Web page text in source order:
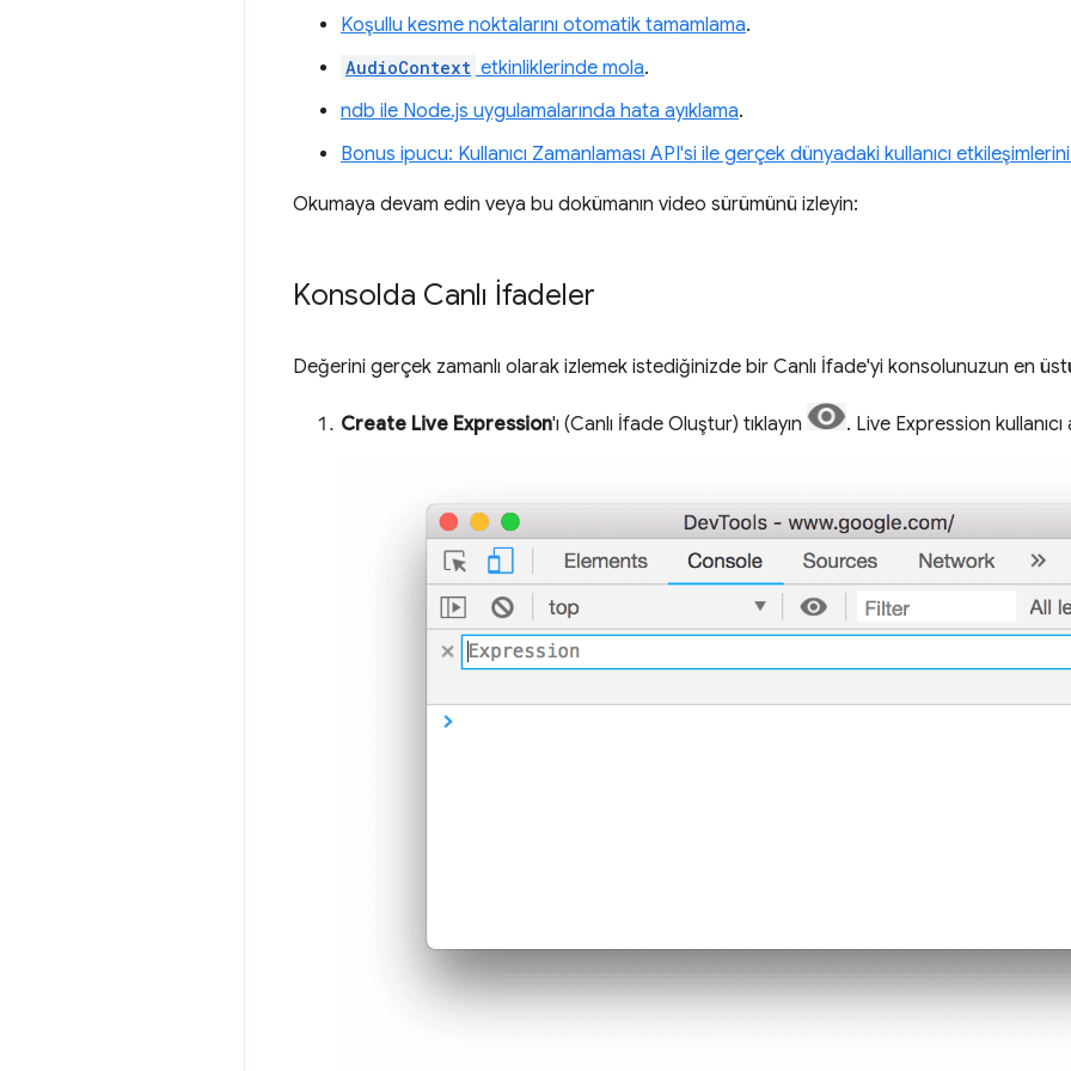
Koşullu kesme noktalarını otomatik tamamlama.
AudioContext etkinliklerinde mola.
ndb ile Node.js uygulamalarında hata ayıklama.
Bonus ipucu: Kullanıcı Zamanlaması API'si ile gerçek dünyadaki kullanıcı
Okumaya devam edin veya bu dokümanın video sürümünü izleyin:
Konsolda Canlı İfadeler
Değerini gerçek zamanlı olarak izlemek istediğinizde bir Canlı İfade'yi konsolunuzun en
Create Live Expression'ı (Canlı İfade Oluştur) tıklayın . Live Expression kullanıcı